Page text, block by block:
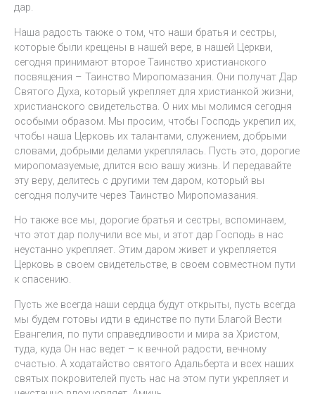
дар.
Наша радость также о том, что наши братья и сестры,
которые были крещены в нашей вере, в нашей Церкви,
сегодня принимают второе Таинство христианского
посвящения – Таинство Миропомазания. Они получат Дар
Святого Духа, который укрепляет для христианкой жизни,
христианского свидетельства. О них мы молимся сегодня
особыми образом. Мы просим, чтобы Господь укрепил их,
чтобы наша Церковь их талантами, служением, добрыми
словами, добрыми делами укреплялась. Пусть это, дорогие
миропомазуемые, длится всю вашу жизнь. И передавайте
эту веру, делитесь с другими тем даром, который вы
сегодня получите через Таинство Миропомазания.
Но также все мы, дорогие братья и сестры, вспоминаем,
что этот дар получили все мы, и этот дар Господь в нас
неустанно укрепляет. Этим даром живет и укрепляется
Церковь в своем свидетельстве, в своем совместном пути
к спасению.
Пусть же всегда наши сердца будут открыты, пусть всегда
мы будем готовы идти в единстве по пути Благой Вести
Евангелия, по пути справедливости и мира за Христом,
туда, куда Он нас ведет – к вечной радости, вечному
счастью. А ходатайство святого Адальберта и всех наших
святых покровителей пусть нас на этом пути укрепляет и